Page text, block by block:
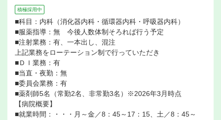
積極採用中
■科目：内科（消化器内科・循環器内科・呼吸器内科）
■服薬指導：無 今後人数体制そろれば行う予定
■注射業務：有、一本出し、混注
上記業務をローテーション制で行っていただき
■ＤＩ業務：有
■当直・夜勤：無
■委員会業務：有
■薬剤師5名（常勤2名、非常勤3名）※2026年3月時点
【病院概要】
■就業時間：・・・月～金／8：45～17：15、土／8：45～